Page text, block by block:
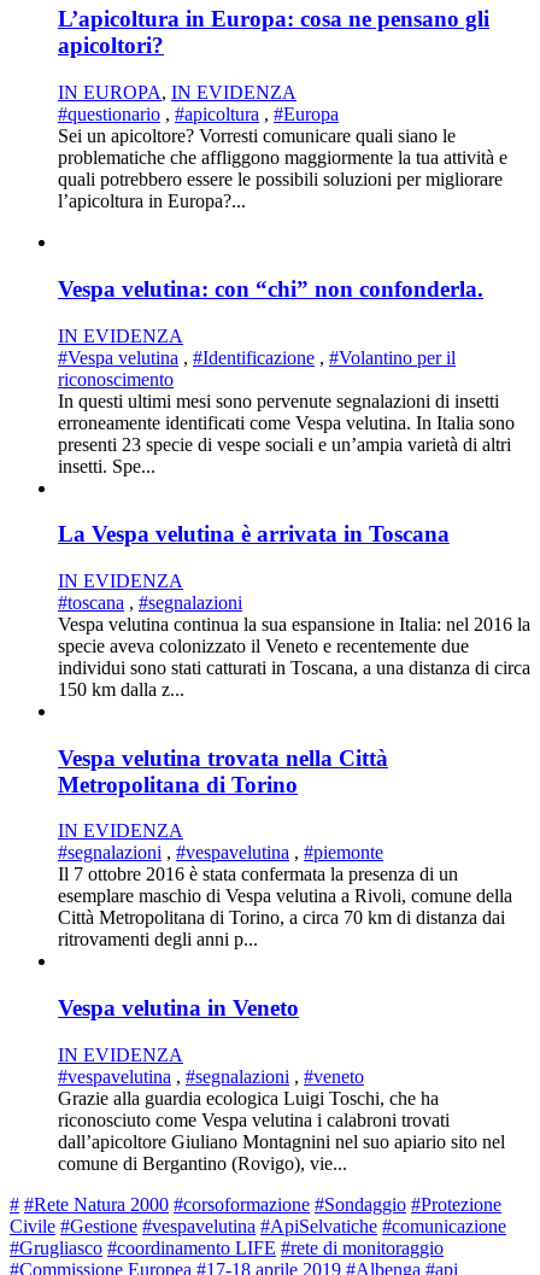
L’apicoltura in Europa: cosa ne pensano gli
apicoltori?
IN EUROPA, IN EVIDENZA
#questionario , #apicoltura , #Europa
Sei un apicoltore? Vorresti comunicare quali siano le
problematiche che affliggono maggiormente la tua attività e
quali potrebbero essere le possibili soluzioni per migliorare
l’apicoltura in Europa?...
Vespa velutina: con “chi” non confonderla.
IN EVIDENZA
#Vespa velutina , #Identificazione , #Volantino per il
riconoscimento
In questi ultimi mesi sono pervenute segnalazioni di insetti
erroneamente identificati come Vespa velutina. In Italia sono
presenti 23 specie di vespe sociali e un’ampia varietà di altri
insetti. Spe...
La Vespa velutina è arrivata in Toscana
IN EVIDENZA
#toscana , #segnalazioni
Vespa velutina continua la sua espansione in Italia: nel 2016 la
specie aveva colonizzato il Veneto e recentemente due
individui sono stati catturati in Toscana, a una distanza di circa
150 km dalla z...
Vespa velutina trovata nella Città
Metropolitana di Torino
IN EVIDENZA
#segnalazioni , #vespavelutina , #piemonte
Il 7 ottobre 2016 è stata confermata la presenza di un
esemplare maschio di Vespa velutina a Rivoli, comune della
Città Metropolitana di Torino, a circa 70 km di distanza dai
ritrovamenti degli anni p...
Vespa velutina in Veneto
IN EVIDENZA
#vespavelutina , #segnalazioni , #veneto
Grazie alla guardia ecologica Luigi Toschi, che ha
riconosciuto come Vespa velutina i calabroni trovati
dall’apicoltore Giuliano Montagnini nel suo apiario sito nel
comune di Bergantino (Rovigo), vie...
# #Rete Natura 2000 #corsoformazione #Sondaggio #Protezione
Civile #Gestione #vespavelutina #ApiSelvatiche #comunicazione
#Grugliasco #coordinamento LIFE #rete di monitoraggio
#Commissione Europea #17-18 aprile 2019 #Albenga #api